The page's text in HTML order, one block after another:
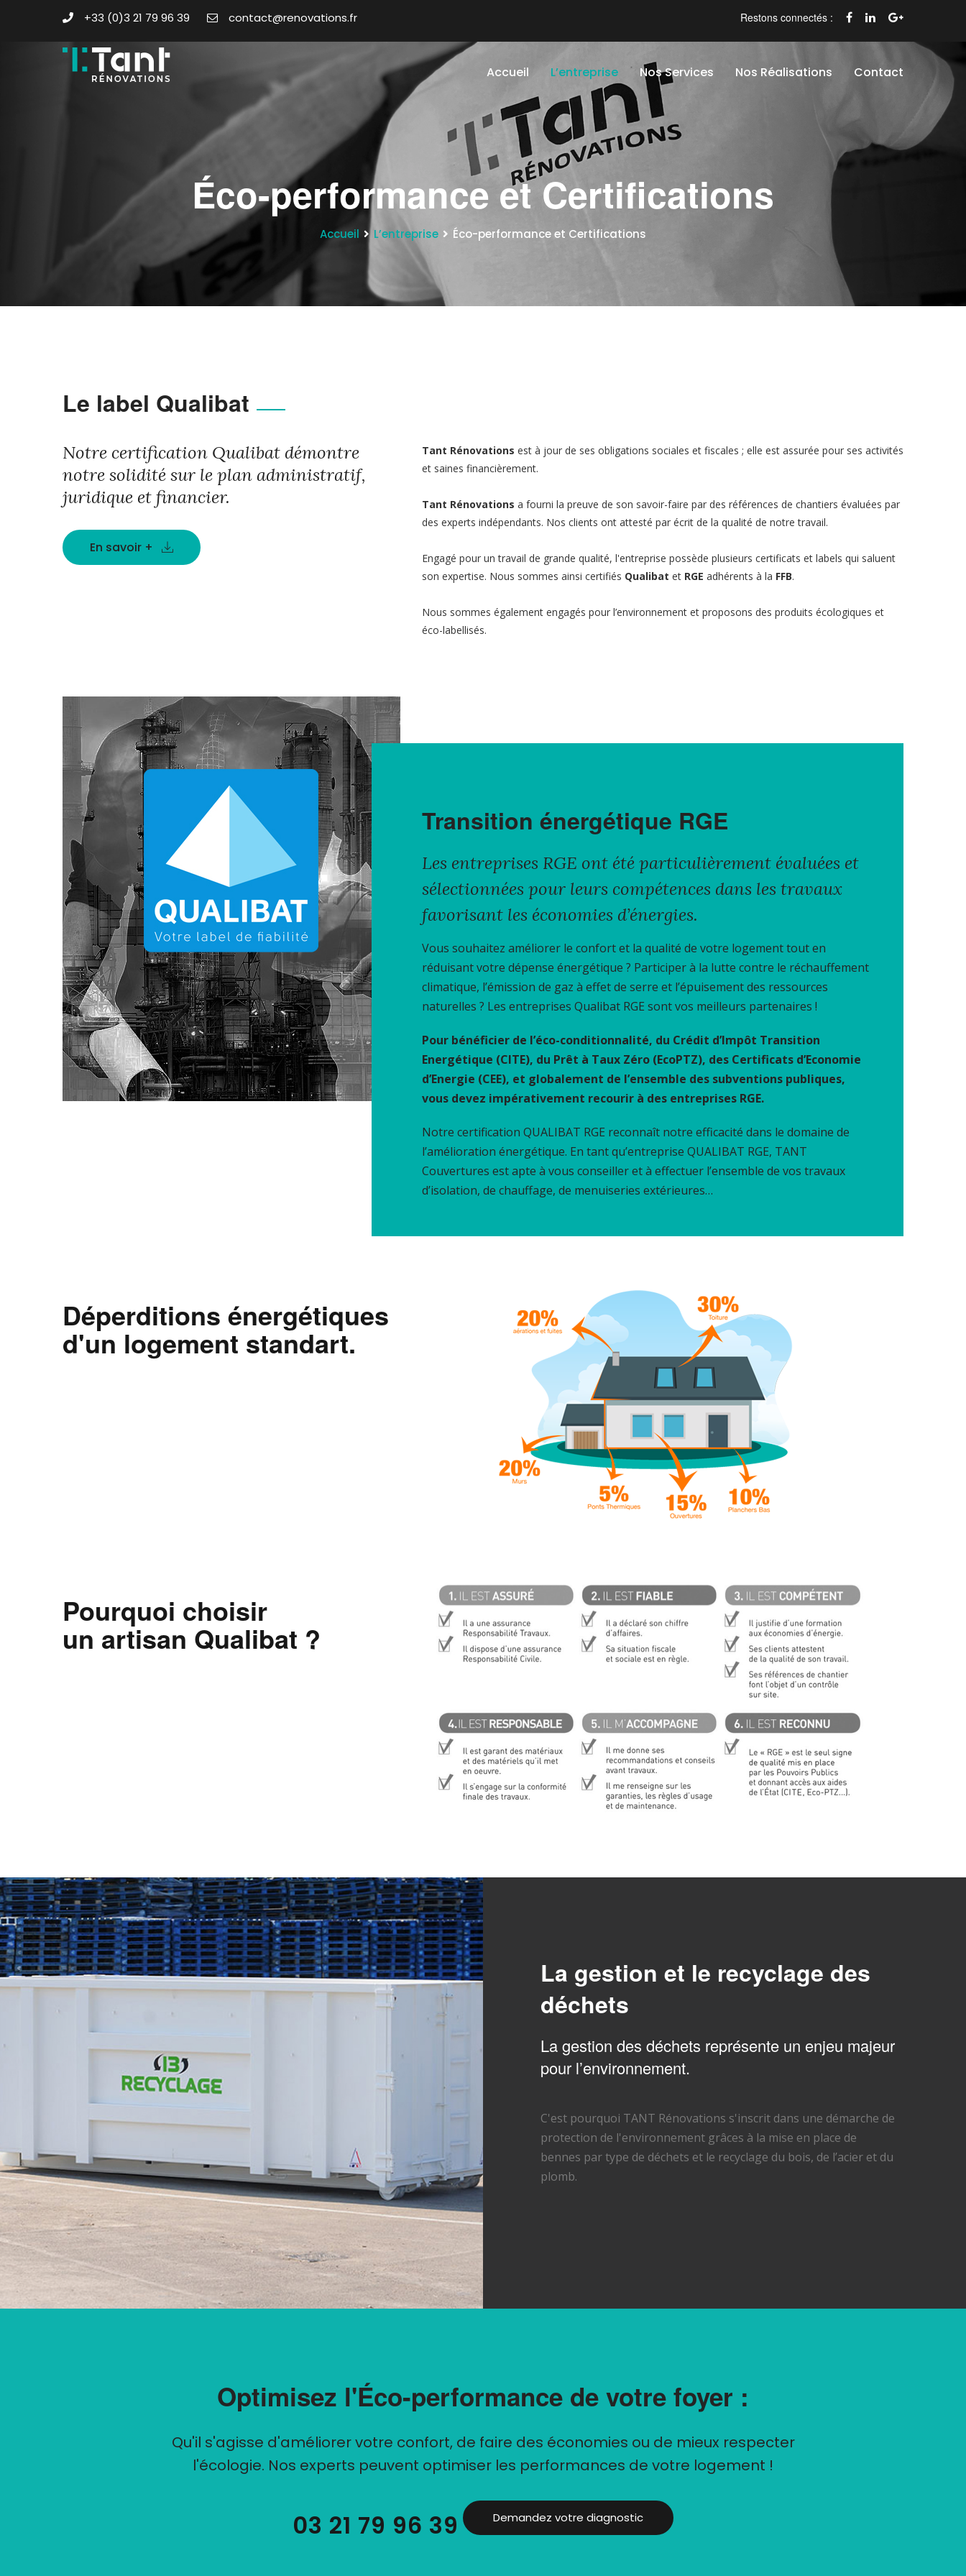
+33 (0)3 21 79 96 39 contact@renovations.fr Restons connectés :
Accueil L’entreprise Nos Services Nos Réalisations Contact
Éco-performance et Certifications
Accueil L’entreprise Éco-performance et Certifications
Le label Qualibat
Notre certification Qualibat démontre
notre solidité sur le plan administratif,
juridique et financier.
En savoir +
Tant Rénovations est à jour de ses obligations sociales et fiscales ; elle est assurée pour ses activités
et saines financièrement.
Tant Rénovations a fourni la preuve de son savoir-faire par des références de chantiers évaluées par
des experts indépendants. Nos clients ont attesté par écrit de la qualité de notre travail.
Engagé pour un travail de grande qualité, l'entreprise possède plusieurs certificats et labels qui saluent
son expertise. Nous sommes ainsi certifiés Qualibat et RGE adhérents à la FFB.
Nous sommes également engagés pour l’environnement et proposons des produits écologiques et
éco-labellisés.
Transition énergétique RGE
Les entreprises RGE ont été particulièrement évaluées et
sélectionnées pour leurs compétences dans les travaux
favorisant les économies d’énergies.
Vous souhaitez améliorer le confort et la qualité de votre logement tout en
réduisant votre dépense énergétique ? Participer à la lutte contre le réchauffement
climatique, l’émission de gaz à effet de serre et l’épuisement des ressources
naturelles ? Les entreprises Qualibat RGE sont vos meilleurs partenaires !
Pour bénéficier de l’éco-conditionnalité, du Crédit d’Impôt Transition
Energétique (CITE), du Prêt à Taux Zéro (EcoPTZ), des Certificats d’Economie
d’Energie (CEE), et globalement de l’ensemble des subventions publiques,
vous devez impérativement recourir à des entreprises RGE.
Notre certification QUALIBAT RGE reconnaît notre efficacité dans le domaine de
l’amélioration énergétique. En tant qu’entreprise QUALIBAT RGE, TANT
Couvertures est apte à vous conseiller et à effectuer l’ensemble de vos travaux
d’isolation, de chauffage, de menuiseries extérieures…
Déperditions énergétiques
d'un logement standart.
Pourquoi choisir
un artisan Qualibat ?
La gestion et le recyclage des
déchets
La gestion des déchets représente un enjeu majeur
pour l’environnement.
C'est pourquoi TANT Rénovations s'inscrit dans une démarche de
protection de l'environnement grâces à la mise en place de
bennes par type de déchets et le recyclage du bois, de l’acier et du
plomb.
Optimisez l'Éco-performance de votre foyer :
Qu'il s'agisse d'améliorer votre confort, de faire des économies ou de mieux respecter
l'écologie. Nos experts peuvent optimiser les performances de votre logement !
03 21 79 96 39 Demandez votre diagnostic